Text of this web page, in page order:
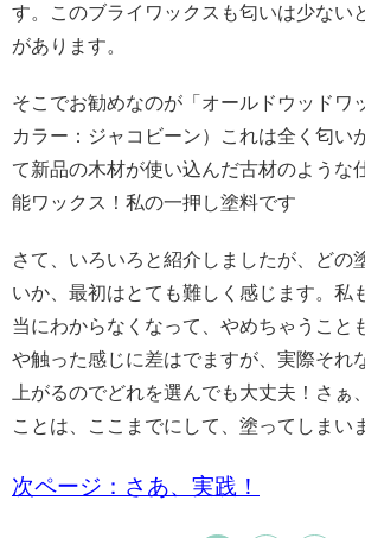
す。このブライワックスも匂いは少ない
があります。
そこでお勧めなのが「オールドウッド
カラー：ジャコビーン）
これは全く匂い
て新品の木材が使い込んだ古材のような
能ワックス！ 私の一押し塗料です
さて、いろいろと紹介しましたが、どの
いか、最初はとても難しく感じます。私
当にわからなくなって、やめちゃうこと
や触った感じに差はでますが、実際それ
上がるのでどれを選んでも大丈夫！ さぁ
ことは、ここまでにして、塗ってしまい
次ページ：さあ、実践！